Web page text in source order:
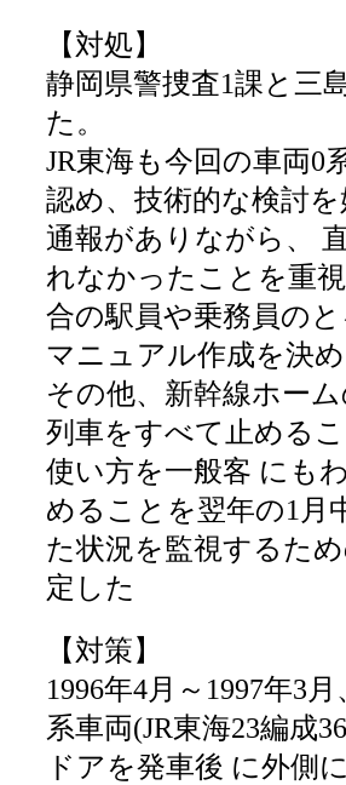
【対処】
静岡県警捜査1課と三
た。
JR東海も今回の車両0
認め、技術的な検討
通報がありながら、
れなかったことを重
合の駅員や乗務員の
マニュアル作成を決
その他、新幹線ホー
列車をすべて止める
使い方を一般客 にも
めることを翌年の1月
た状況を監視するた
定した
【対策】
1996年4月～1997年3
系車両(JR東海23編成
ドアを発車後 に外側